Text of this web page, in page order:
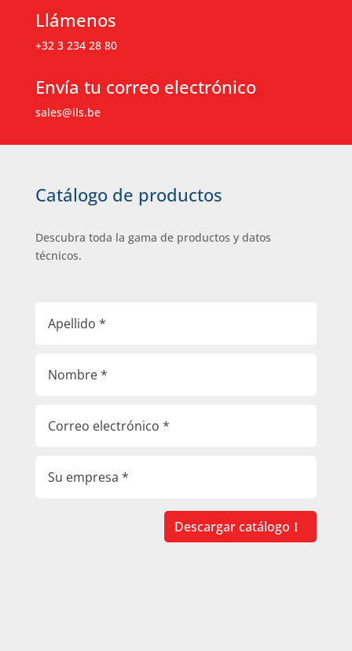
Llámenos
+32 3 234 28 80
Envía tu correo electrónico
sales@ils.be
Catálogo de productos
Descubra toda la gama de productos y datos
técnicos.
Descargar catálogo